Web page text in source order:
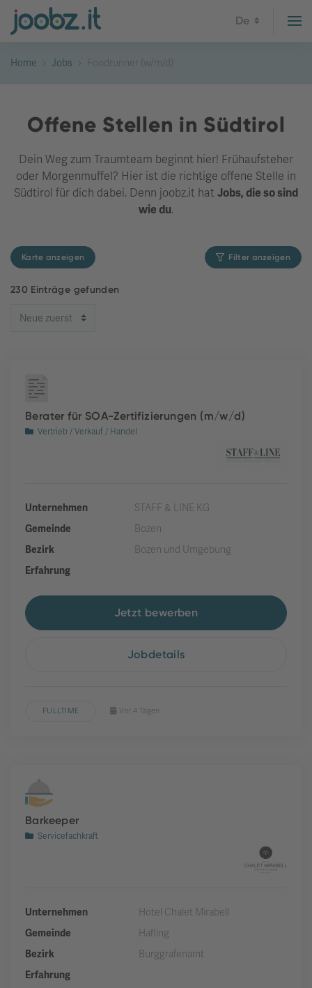
De
Home Jobs Foodrunner (w/m/d)
Offene Stellen in Südtirol
Dein Weg zum Traumteam beginnt hier! Frühaufsteher
oder Morgenmuffel? Hier ist die richtige offene Stelle in
Südtirol für dich dabei. Denn joobz.it hat Jobs, die so sind
wie du.
Karte anzeigen Filter anzeigen
230 Einträge gefunden
Berater für SOA-Zertifizierungen (m/w/d)
Vertrieb / Verkauf / Handel
Unternehmen
STAFF & LINE KG
Gemeinde
Bozen
Bezirk
Bozen und Umgebung
Erfahrung
Jetzt bewerben
Jobdetails
FULLTIME Vor 4 Tagen
Barkeeper
Servicefachkraft
Unternehmen
Hotel Chalet Mirabell
Gemeinde
Hafling
Bezirk
Burggrafenamt
Erfahrung